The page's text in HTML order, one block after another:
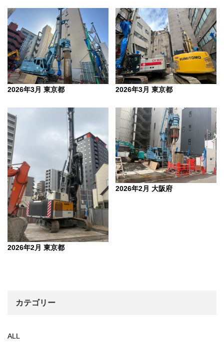
2026年3月 東京都 2026年3月 東京都
2026年2月 東京都
2026年2月 大阪府
カテゴリー
ALL